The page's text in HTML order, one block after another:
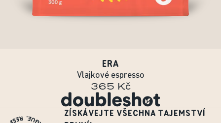
ERA
Vlajkové espresso
365 Kč
ZÍSKÁVEJTE VŠECHNA TAJEMSTVÍ